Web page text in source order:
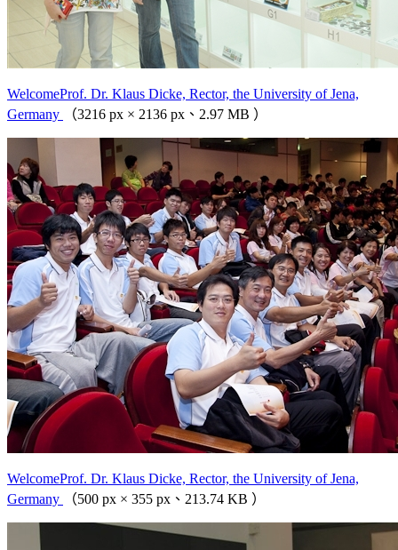
WelcomeProf. Dr. Klaus Dicke, Rector, the University of Jena,
Germany
（3216 px × 2136 px、2.97 MB ）
WelcomeProf. Dr. Klaus Dicke, Rector, the University of Jena,
Germany
（500 px × 355 px、213.74 KB ）